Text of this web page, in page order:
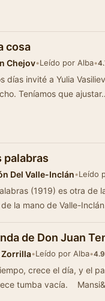
cosa
Chejov•Leído por Alba•
días invité a Yulia
Teníamos que
palabras
Del Valle-Inclán•Leído
(1919) es otra de
la mano de Valle-
de Don Juan
Zorrilla•Leído por Alba•4.9
crece el día, y el
tumba vacía.